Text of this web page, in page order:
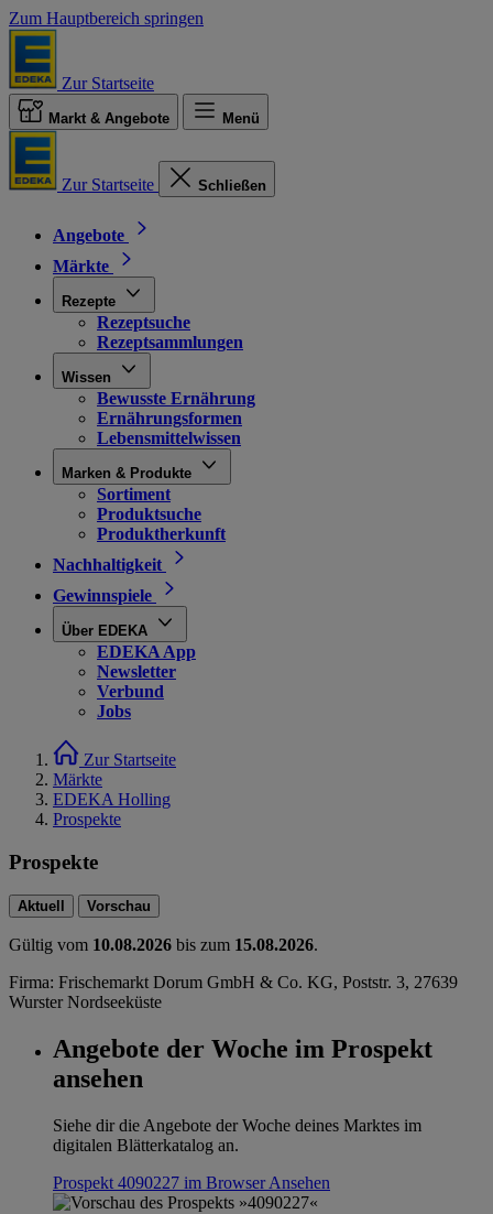
Zum Hauptbereich springen
Zur Startseite
Markt & Angebote Menü
Zur Startseite Schließen
Angebote
Märkte
Rezepte
Rezeptsuche
Rezeptsammlungen
Wissen
Bewusste Ernährung
Ernährungsformen
Lebensmittelwissen
Marken & Produkte
Sortiment
Produktsuche
Produktherkunft
Nachhaltigkeit
Gewinnspiele
Über EDEKA
EDEKA App
Newsletter
Verbund
Jobs
Zur Startseite
Märkte
EDEKA Holling
Prospekte
Prospekte
Aktuell Vorschau
Gültig vom 10.08.2026 bis zum 15.08.2026.
Firma: Frischemarkt Dorum GmbH & Co. KG, Poststr. 3, 27639
Wurster Nordseeküste
Angebote der Woche im Prospekt
ansehen
Siehe dir die Angebote der Woche deines Marktes im
digitalen Blätterkatalog an.
Prospekt 4090227 im BrowserAnsehen